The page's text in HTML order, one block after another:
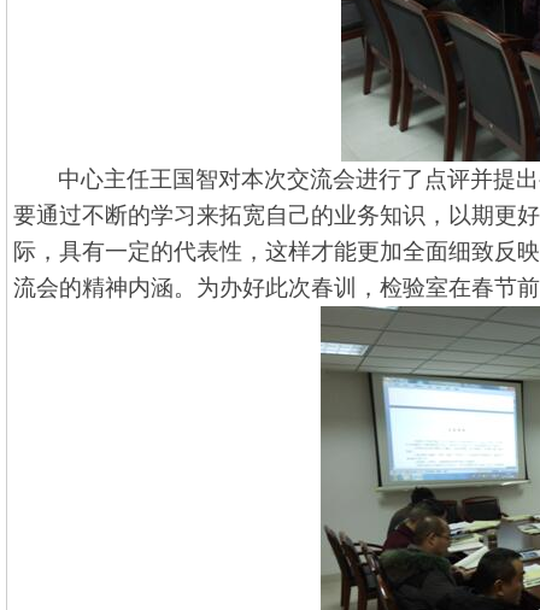
中心主任王国智对本次交流会进行了点评并提
要通过不断的学习来拓宽自己的业务知识，以期更
际，具有一定的代表性，这样才能更加全面细致反
流会的精神内涵。 为办好此次春训，检验室在春节